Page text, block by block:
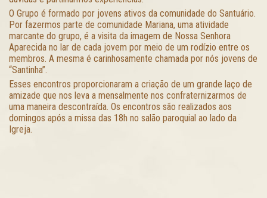
O Grupo é formado por jovens ativos da comunidade do Santuário.
Por fazermos parte de comunidade Mariana, uma atividade
marcante do grupo, é a visita da imagem de Nossa Senhora
Aparecida no lar de cada jovem por meio de um rodízio entre os
membros. A mesma é carinhosamente chamada por nós jovens de
“Santinha”.
Esses encontros proporcionaram a criação de um grande laço de
amizade que nos leva a mensalmente nos confraternizarmos de
uma maneira descontraída. Os encontros são realizados aos
domingos após a missa das 18h no salão paroquial ao lado da
Igreja.